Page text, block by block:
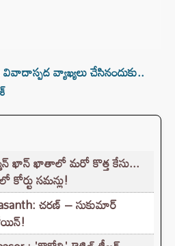
వ్యాఖ్యలు చేసినందుకు..
ఖాన్ ఖాతాలో మరో కొత్త కేసు...
సమన్లు!
చరణ్ – సుకుమార్